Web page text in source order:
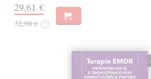
29,61 €
32,90 € ?